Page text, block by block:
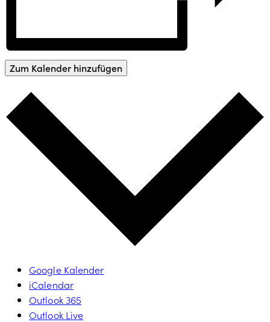
Zum Kalender hinzufügen
Google Kalender
iCalendar
Outlook 365
Outlook Live